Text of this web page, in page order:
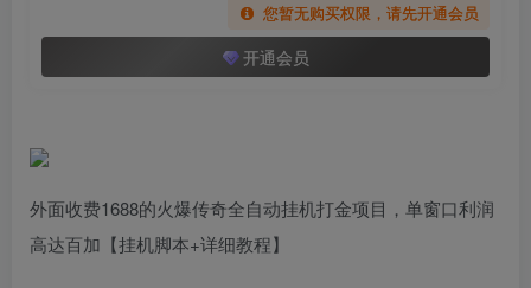
您暂无购买权限，请先开通会员
开通会员
外面收费1688的火爆传奇全自动挂机打金项目，单窗口利润
高达百加【挂机脚本+详细教程】